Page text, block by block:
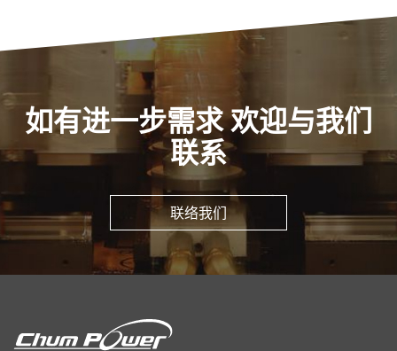
如有进一步需求 欢迎与我们
联系
联络我们